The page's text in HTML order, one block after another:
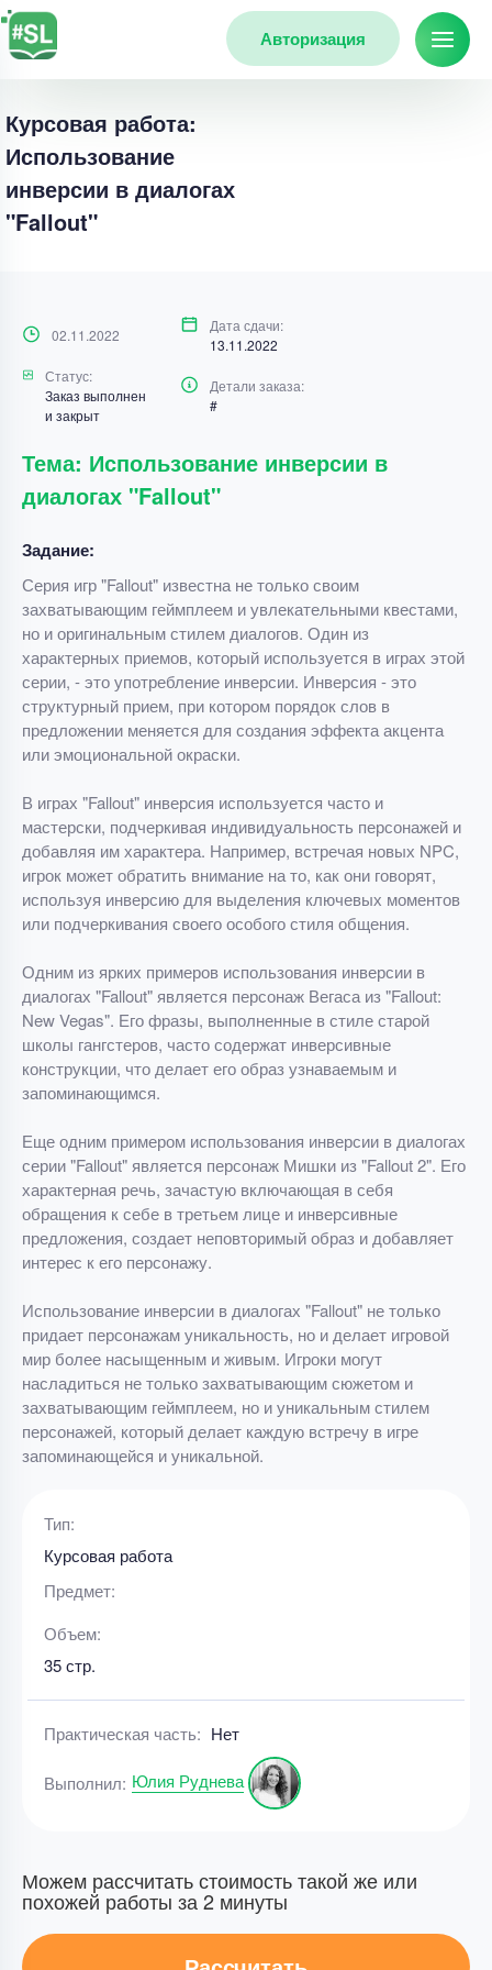
Авторизация
Курсовая работа:
Использование
инверсии в диалогах
"Fallout"
02.11.2022
Дата сдачи:
13.11.2022
Статус:
Заказ выполнен
и закрыт
Детали заказа:
#
Тема: Использование инверсии в
диалогах "Fallout"
Задание:
Серия игр "Fallout" известна не только своим
захватывающим геймплеем и увлекательными квестами,
но и оригинальным стилем диалогов. Один из
характерных приемов, который используется в играх этой
серии, - это употребление инверсии. Инверсия - это
структурный прием, при котором порядок слов в
предложении меняется для создания эффекта акцента
или эмоциональной окраски.
В играх "Fallout" инверсия используется часто и
мастерски, подчеркивая индивидуальность персонажей и
добавляя им характера. Например, встречая новых NPC,
игрок может обратить внимание на то, как они говорят,
используя инверсию для выделения ключевых моментов
или подчеркивания своего особого стиля общения.
Одним из ярких примеров использования инверсии в
диалогах "Fallout" является персонаж Вегаса из "Fallout:
New Vegas". Его фразы, выполненные в стиле старой
школы гангстеров, часто содержат инверсивные
конструкции, что делает его образ узнаваемым и
запоминающимся.
Еще одним примером использования инверсии в диалогах
серии "Fallout" является персонаж Мишки из "Fallout 2". Его
характерная речь, зачастую включающая в себя
обращения к себе в третьем лице и инверсивные
предложения, создает неповторимый образ и добавляет
интерес к его персонажу.
Использование инверсии в диалогах "Fallout" не только
придает персонажам уникальность, но и делает игровой
мир более насыщенным и живым. Игроки могут
насладиться не только захватывающим сюжетом и
захватывающим геймплеем, но и уникальным стилем
персонажей, который делает каждую встречу в игре
запоминающейся и уникальной.
Тип:
Курсовая работа
Предмет:
Объем:
35 стр.
Практическая часть: Нет
Выполнил: Юлия Руднева
Можем рассчитать стоимость такой же или
похожей работы за 2 минуты